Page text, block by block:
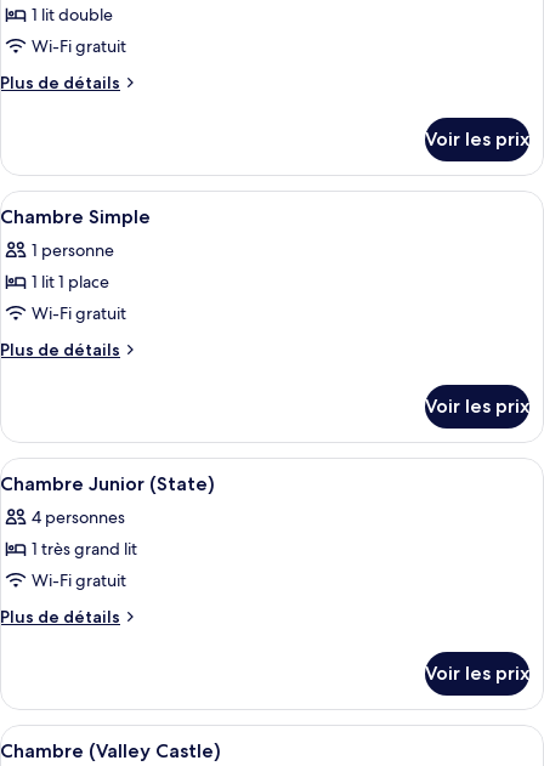
photos
pour
ce
chambre :
Chambre
Classique
1 lit double
Wi-Fi gratuit
Plus de détails
Plus
le
type
de
Chambre
Classique
Voir les prix
Afficher
toutes
les
photos
pour
ce
chambre :
Chambre
Simple
Une chambre à coucher avec un
8
Chambre Simple
1 personne
1 lit 1 place
Wi-Fi gratuit
Plus de détails
Plus
le
type
de
Chambre
Simple
Voir les prix
Afficher
toutes
les
photos
pour
ce
chambre :
Chambre
Junior
Une chambre d’hôtel avec un grand
9
Chambre Junior (State)
4 personnes
1 très grand lit
Wi-Fi gratuit
Plus de détails
Plus
le
type
de
Voir les prix
Afficher
Une chambre dotée d’un grand lit,
9
Chambre (Valley Castle)